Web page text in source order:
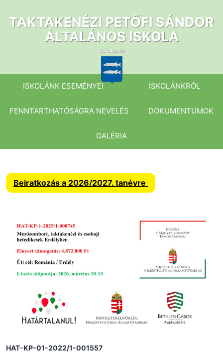
tartalomhoz
TAKTAKENÉZI PETŐFI SÁNDOR
ÁLTALÁNOS ISKOLA
ISKOLÁNK ESEMÉNYEI ISKOLÁNKRÓL
FENNTARTHATÓSÁGRA NEVELÉS DOKUMENTUMOK
GALÉRIA
Beiratkozás a 2026/2027. tanévre
HAT-KP-01-2022/1-001557